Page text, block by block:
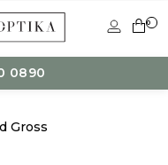
0
0890
Gross